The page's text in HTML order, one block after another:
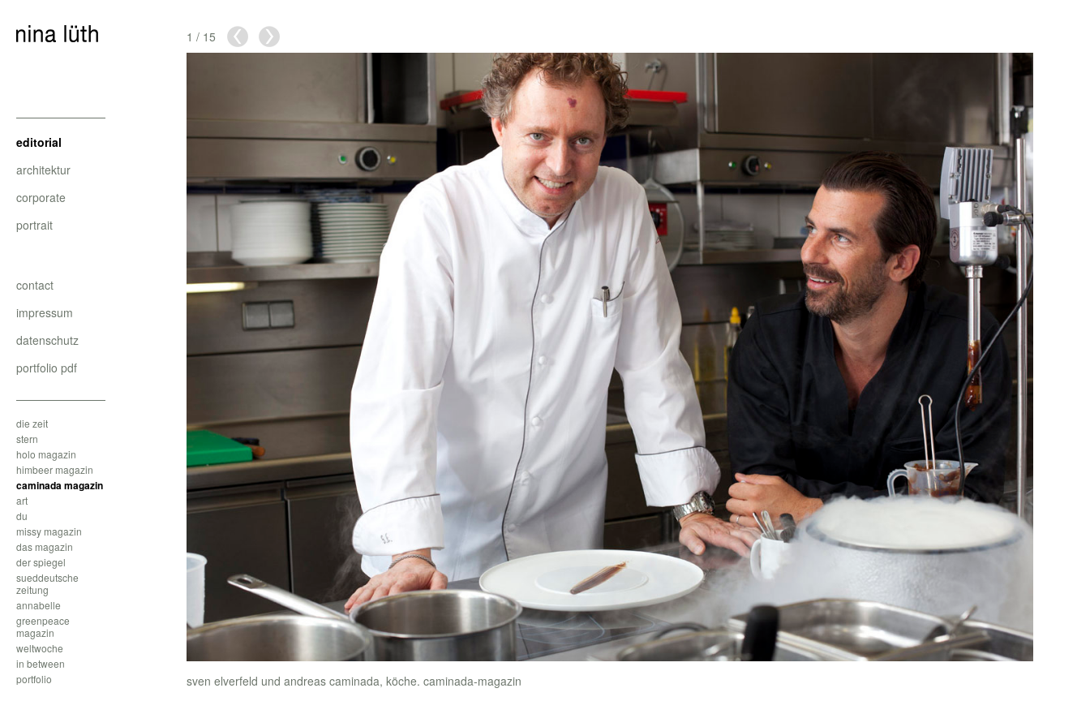
editorial
architektur
corporate
portrait
contact
impressum
datenschutz
portfolio pdf
die zeit
stern
holo magazin
himbeer magazin
caminada magazin
art
du
missy magazin
das magazin
der spiegel
sueddeutsche
zeitung
annabelle
greenpeace
magazin
weltwoche
in between
portfolio
1 / 15
sven elverfeld und andreas caminada, köche. caminada-magazin